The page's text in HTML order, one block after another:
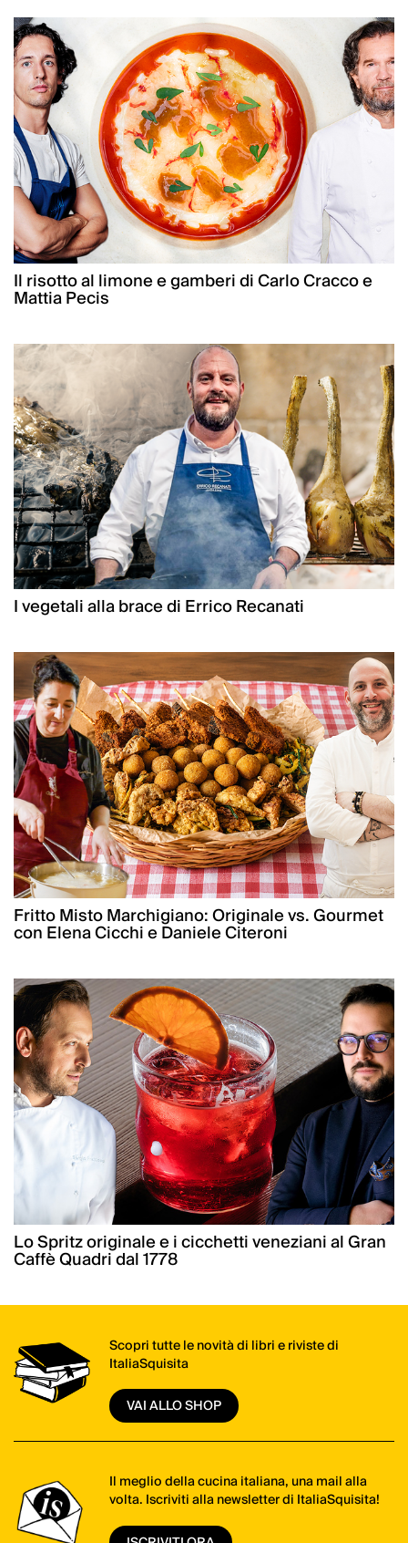
Il risotto al limone e gamberi di Carlo Cracco e
Mattia Pecis
I vegetali alla brace di Errico Recanati
Fritto Misto Marchigiano: Originale vs. Gourmet
con Elena Cicchi e Daniele Citeroni
Lo Spritz originale e i cicchetti veneziani al Gran
Caffè Quadri dal 1778
Scopri tutte le novità di libri e riviste di
ItaliaSquisita
VAI ALLO SHOP
Il meglio della cucina italiana, una mail alla
volta. Iscriviti alla newsletter di ItaliaSquisita!